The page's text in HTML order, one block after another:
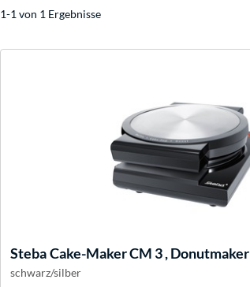
1-1 von 1 Ergebnisse
Steba Cake-Maker CM 3 , Donutmaker
schwarz/silber